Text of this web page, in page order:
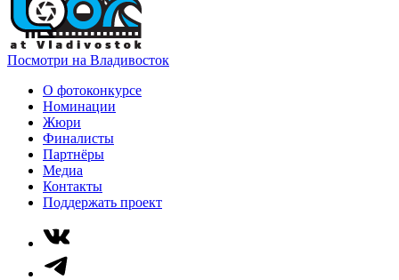
Посмотри на Владивосток
О фотоконкурсе
Номинации
Жюри
Финалисты
Партнёры
Медиа
Контакты
Поддержать проект